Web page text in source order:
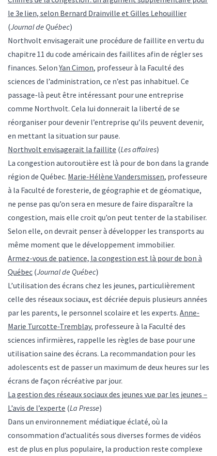
le 3e lien, selon Bernard Drainville et Gilles Lehouillier
(Journal de Québec)
Northvolt envisagerait une procédure de faillite en vertu du
chapitre 11 du code américain des faillites afin de régler ses
finances. SelonYan Cimon, professeur à la Faculté des
sciences de l’administration, ce n’est pas inhabituel. Ce
passage-là peut être intéressant pour une entreprise
comme Northvolt. Cela lui donnerait la liberté de se
réorganiser pour devenir l’entreprise qu’ils peuvent devenir,
en mettant la situation sur pause.
Northvolt envisagerait la faillite (Les affaires)
La congestion autoroutière est là pour de bon dans la grande
région de Québec. Marie-Hélène Vandersmissen, professeure
à la Faculté de foresterie, de géographie et de géomatique,
ne pense pas qu’on sera en mesure de faire disparaître la
congestion, mais elle croit qu’on peut tenter de la stabiliser.
Selon elle, on devrait penser à développer les transports au
même moment que le développement immobilier.
Armez-vous de patience, la congestion est là pour de bon à
Québec (Journal de Québec)
L’utilisation des écrans chez les jeunes, particulièrement
celle des réseaux sociaux, est décriée depuis plusieurs années
par les parents, le personnel scolaire et les experts. Anne-
Marie Turcotte-Tremblay, professeure à la Faculté des
sciences infirmières, rappelle les règles de base pour une
utilisation saine des écrans. La recommandation pour les
adolescents est de passer un maximum de deux heures sur les
écrans de façon récréative par jour.
La gestion des réseaux sociaux des jeunes vue par les jeunes –
L’avis de l’experte (La Presse)
Dans un environnement médiatique éclaté, où la
consommation d’actualités sous diverses formes de vidéos
est de plus en plus populaire, la production reste complexe